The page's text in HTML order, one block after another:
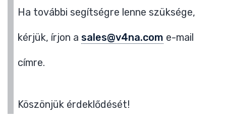
Ha további segítségre lenne szüksége,
kérjük, írjon a sales@v4na.com e-mail
címre.
Köszönjük érdeklődését!